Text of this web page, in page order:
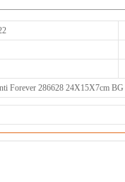
Forever 286628 24X15X7cm